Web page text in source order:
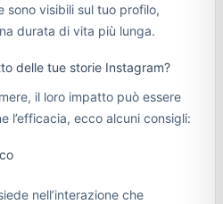
sono visibili sul tuo profilo,
durata di vita più lunga.
delle tue storie Instagram?
il loro impatto può essere
l’efficacia, ecco alcuni consigli:
nell’interazione che